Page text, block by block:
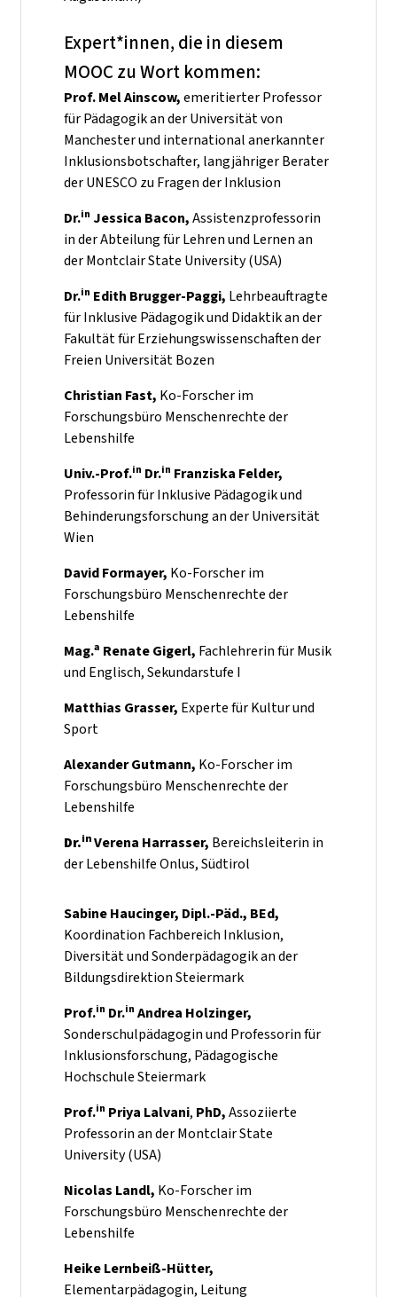
Expert*innen, die in diesem
MOOC zu Wort kommen:
Prof. Mel Ainscow,emeritierter Professor
für Pädagogik an der Universität von
Manchester und international anerkannter
Inklusionsbotschafter, langjähriger Berater
der UNESCO zu Fragen der Inklusion
Dr.in Jessica Bacon,Assistenzprofessorin
in der Abteilung für Lehren und Lernen an
der Montclair State University (USA)
Dr.in Edith Brugger-Paggi, Lehrbeauftragte
für Inklusive Pädagogik und Didaktik an der
Fakultät für Erziehungswissenschaften der
Freien Universität Bozen
Christian Fast, Ko-Forscher im
Forschungsbüro Menschenrechte der
Lebenshilfe
Univ.-Prof.in Dr.in Franziska Felder,
Professorin für Inklusive Pädagogik und
Behinderungsforschung an der Universität
Wien
David Formayer, Ko-Forscher im
Forschungsbüro Menschenrechte der
Lebenshilfe
Mag.a Renate Gigerl, Fachlehrerin für Musik
und Englisch, Sekundarstufe I
Matthias Grasser, Experte für Kultur und
Sport
Alexander Gutmann, Ko-Forscher im
Forschungsbüro Menschenrechte der
Lebenshilfe
Dr.inVerena Harrasser, Bereichsleiterin in
der Lebenshilfe Onlus, Südtirol
Sabine Haucinger, Dipl.-Päd., BEd,
Koordination Fachbereich Inklusion,
Diversität und Sonderpädagogik an der
Bildungsdirektion Steiermark
Prof.in Dr.in Andrea Holzinger,
Sonderschulpädagogin und Professorin für
Inklusionsforschung, Pädagogische
Hochschule Steiermark
Prof.in Priya Lalvani, PhD,Assoziierte
Professorin an der Montclair State
University (USA)
Nicolas Landl, Ko-Forscher im
Forschungsbüro Menschenrechte der
Lebenshilfe
Heike Lernbeiß-Hütter,
Elementarpädagogin, Leitung